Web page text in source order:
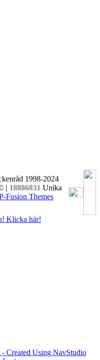
1998-2024
| 18886831 Unika
Fusion Themes
Klicka här!
Created Using NavStudio